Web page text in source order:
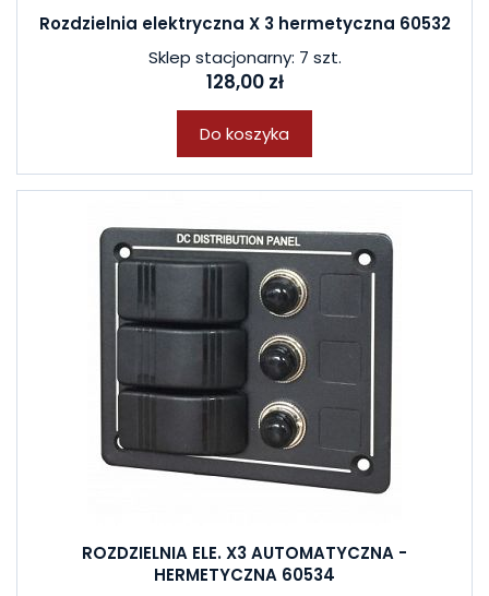
Rozdzielnia elektryczna X 3 hermetyczna 60532
Sklep stacjonarny: 7 szt.
128,00 zł
Do koszyka
ROZDZIELNIA ELE. X3 AUTOMATYCZNA -
HERMETYCZNA 60534